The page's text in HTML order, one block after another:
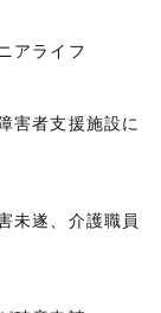
アライフ
害者支援施設に
未遂、介護職員